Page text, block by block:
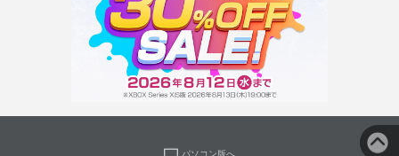
パソコン版へ